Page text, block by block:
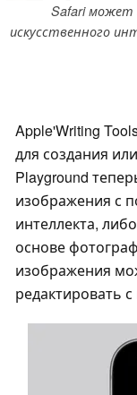
Safari может
искусственного
Apple'Writing
для создания
Playground
изображения с
интеллекта,
основе
изображения
редактировать